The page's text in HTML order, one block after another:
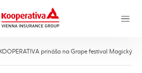
KOOPERATIVA prináša na Grape festival Magický